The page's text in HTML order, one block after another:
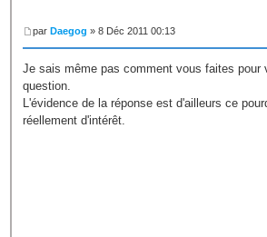
parDaegog » 8 Déc 2011 00:13
Je sais même pas comment vous faites pour
question.
L'évidence de la réponse est d'ailleurs ce
réellement d'intérêt.